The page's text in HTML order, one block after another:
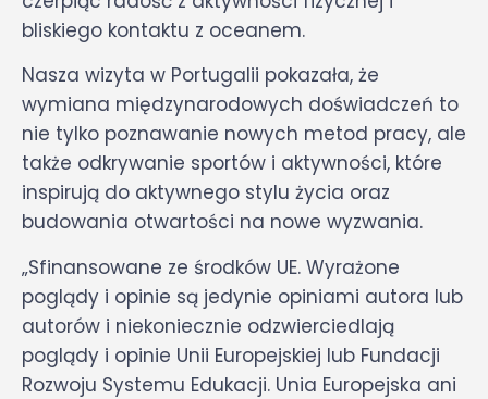
bliskiego kontaktu z oceanem.
Nasza wizyta w Portugalii pokazała, że
wymiana międzynarodowych doświadczeń to
nie tylko poznawanie nowych metod pracy, ale
także odkrywanie sportów i aktywności, które
inspirują do aktywnego stylu życia oraz
budowania otwartości na nowe wyzwania.
„Sfinansowane ze środków UE. Wyrażone
poglądy i opinie są jedynie opiniami autora lub
autorów i niekoniecznie odzwierciedlają
poglądy i opinie Unii Europejskiej lub Fundacji
Rozwoju Systemu Edukacji. Unia Europejska ani